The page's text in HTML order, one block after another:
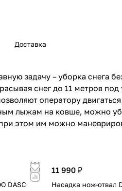
Доставка
задачу – уборка снега
снег до 11 метров
оператору
лыжам на ковше, можно
этом им можно
DASC
11 990 ₽
Насадка нож-отвал